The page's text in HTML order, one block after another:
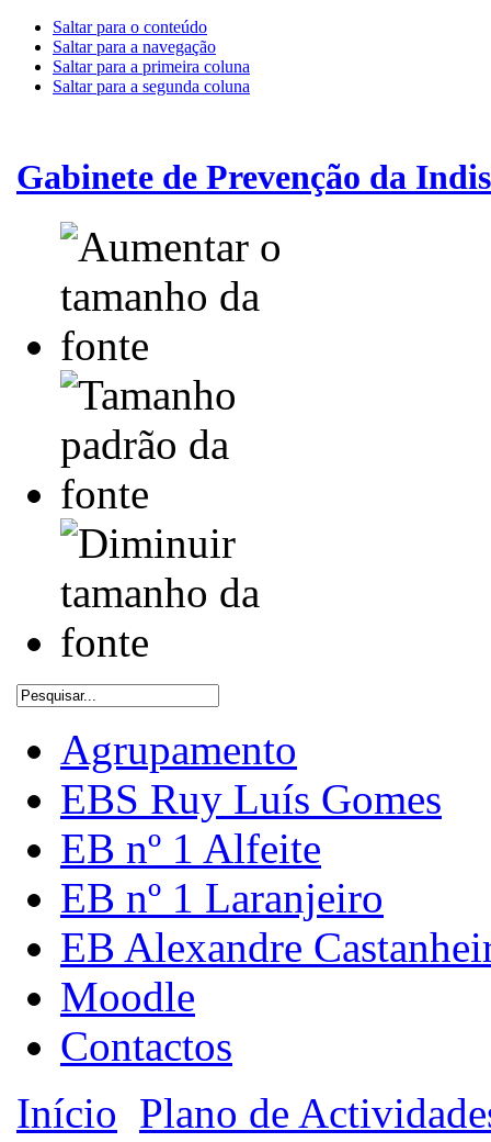
Saltar para o conteúdo
Saltar para a navegação
Saltar para a primeira coluna
Saltar para a segunda coluna
Gabinete de Prevenção da
Agrupamento
EBS Ruy Luís Gomes
EB nº 1 Alfeite
EB nº 1 Laranjeiro
EB Alexandre
Moodle
Contactos
Início Plano de